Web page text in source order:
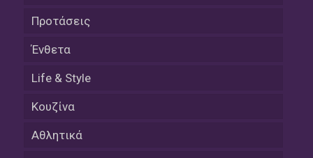
Προτάσεις
Ένθετα
Life & Style
Κουζίνα
Αθλητικά